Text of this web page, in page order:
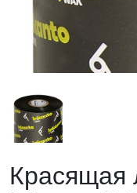
Красящая